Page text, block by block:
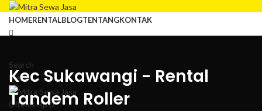
HOMERENTALBLOGTENTANGKONTAK
Search
Menu
0items Rp0
Kec Sukawangi - Rental
Tandem Roller